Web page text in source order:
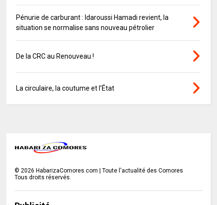
Pénurie de carburant : Idaroussi Hamadi revient, la
situation se normalise sans nouveau pétrolier
De la CRC au Renouveau !
La circulaire, la coutume et l’État
©2026 HabarizaComores.com | Toute l'actualité des Comores
Tous droits réservés.